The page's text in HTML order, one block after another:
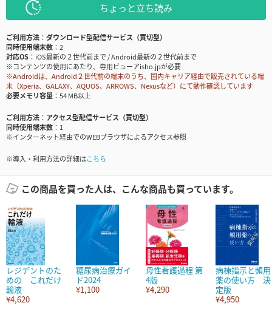
ちょっと立ち読み
ご利用方法
ダウンロード型配信サービス（買切型）
同時使用端末数
2
対応OS
iOS最新の２世代前まで / Android最新の２世代前まで
※コンテンツの使用にあたり、専用ビューアisho.jpが必要
※Androidは、Android２世代前の端末のうち、国内キャリア経由で販売されている端
末（Xperia、GALAXY、AQUOS、ARROWS、Nexusなど）にて動作確認しています
必要メモリ容量
54 MB以上
ご利用方法
アクセス型配信サービス（買切型）
同時使用端末数
1
※インターネット経由でのWEBブラウザによるアクセス参照
※導入・利用方法の詳細はこちら
この商品を買った人は、こんな商品も買っています。
レジデントのた
めの これだけ
輸液
¥4,620
糖尿病治療ガイ
ド2024
¥1,100
母性看護過程 第
4版
¥4,290
病棟指示と頻用
薬の使い方 決
定版
¥4,950